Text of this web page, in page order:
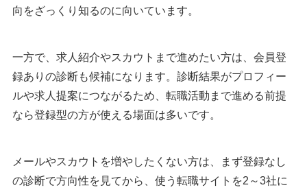
向をざっくり知るのに向いています。
一方で、求人紹介やスカウトまで進めたい方は、会員登
録ありの診断も候補になります。診断結果がプロフィー
ルや求人提案につながるため、転職活動まで進める前提
なら登録型の方が使える場面は多いです。
メールやスカウトを増やしたくない方は、まず登録なし
の診断で方向性を見てから、使う転職サイトを2～3社に